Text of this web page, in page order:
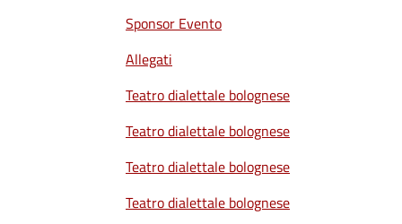
Sponsor Evento
Allegati
Teatro dialettale bolognese
Teatro dialettale bolognese
Teatro dialettale bolognese
Teatro dialettale bolognese